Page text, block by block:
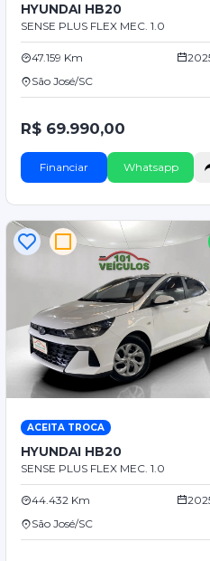
HYUNDAI HB20
SENSE PLUS FLEX MEC. 1.0
47.159 Km
São José/SC
R$ 69.990,00
Financiar Whatsapp
ACEITA TROCA
HYUNDAI HB20
SENSE PLUS FLEX MEC. 1.0
44.432 Km
São José/SC